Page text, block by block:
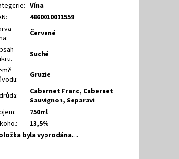
: Vína
:
4860010011559
:
Červené
:
Suché
: Gruzie
: Cabernet Franc, Cabernet
Sauvignon,Separavi
:
750ml
:
13,5%
byla vyprodána…